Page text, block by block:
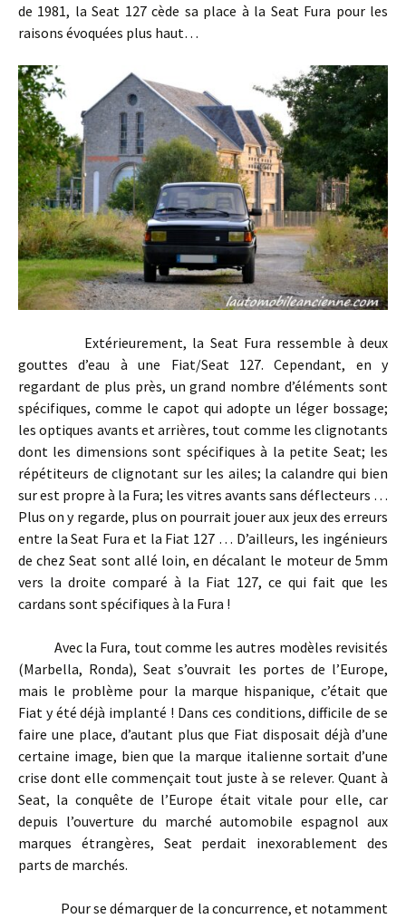
de 1981, la Seat 127 cède sa place à la Seat Fura pour les
raisons évoquées plus haut…
Extérieurement, la Seat Fura ressemble à deux
gouttes d’eau à une Fiat/Seat 127. Cependant, en y
regardant de plus près, un grand nombre d’éléments sont
spécifiques, comme le capot qui adopte un léger bossage;
les optiques avants et arrières, tout comme les clignotants
dont les dimensions sont spécifiques à la petite Seat; les
répétiteurs de clignotant sur les ailes; la calandre qui bien
sur est propre à la Fura; les vitres avants sans déflecteurs …
Plus on y regarde, plus on pourrait jouer aux jeux des erreurs
entre la Seat Fura et la Fiat 127 … D’ailleurs, les ingénieurs
de chez Seat sont allé loin, en décalant le moteur de 5mm
vers la droite comparé à la Fiat 127, ce qui fait que les
cardans sont spécifiques à la Fura !
Avec la Fura, tout comme les autres modèles revisités
(Marbella, Ronda), Seat s’ouvrait les portes de l’Europe,
mais le problème pour la marque hispanique, c’était que
Fiat y été déjà implanté ! Dans ces conditions, difficile de se
faire une place, d’autant plus que Fiat disposait déjà d’une
certaine image, bien que la marque italienne sortait d’une
crise dont elle commençait tout juste à se relever. Quant à
Seat, la conquête de l’Europe était vitale pour elle, car
depuis l’ouverture du marché automobile espagnol aux
marques étrangères, Seat perdait inexorablement des
parts de marchés.
Pour se démarquer de la concurrence, et notamment